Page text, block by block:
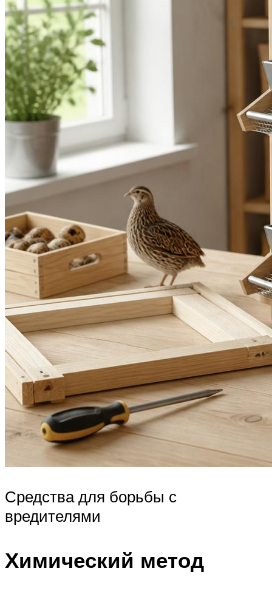
Средства для борьбы с
вредителями
Химический метод